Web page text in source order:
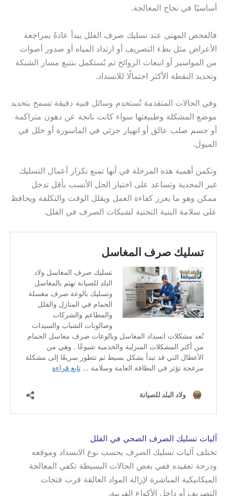
أساسيًا في نجاح المعالجة.
فالفحص المهني عند تسليك صرف الفلل يبدأ عادةً بمراجعة
الأعراض مثل بطء التصريف أو ارتداد المياه أو صدور أصوات
من المواسير أو انبعاث الروائح ثم يُستكمل بتتبع مسار الشبكة
وتحديد النقطة الأكثر احتمالًا للانسداد.
وفي الحالات المتقدمة تُستخدم وسائل فنية دقيقة تسمح بتحديد
موضع المشكلة وطبيعتها سواء كانت ناتجة عن دهون متراكمة
أو جسم صلب عالق أو انهيار جزئي في الماسورة أو خلل في
الميول.
وتكمن أهمية هذه المرحلة في أنها تمنع تكرار أعمال التسليك
غير المجدية وتساعد على اختيار الحل الأنسب بأقل تدخل
ممكن وهو ما يعزز كفاءة العمل ويقلل الوقت والتكلفة ويحافظ
على سلامة البنية التحتية لشبكات الصرف في الفلل.
آليات تسليك الصرف الصحي في الفلل
تختلف آليات تسليك الصرف بحسب نوع الانسداد وموقعه
ودرجة تعقيده ففي بعض الحالات البسيطة تكفي المعالجة
الميكانيكية المباشرة لإزالة المواد العالقة قرب فتحات
التصريف أو داخل الأكواع القريبة.